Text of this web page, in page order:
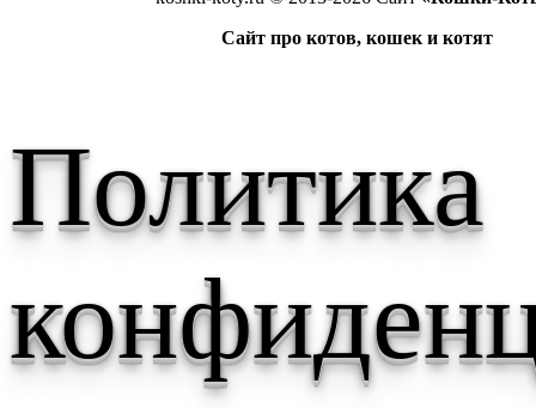
Сайт про котов, кошек и котят
Политика